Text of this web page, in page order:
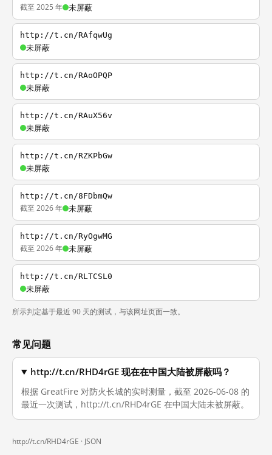
截至 2025 年 未屏蔽
http://t.cn/RAfqwUg
未屏蔽
http://t.cn/RAoOPQP
未屏蔽
http://t.cn/RAuX56v
未屏蔽
http://t.cn/RZKPbGw
未屏蔽
http://t.cn/8FDbmQw
截至 2026 年 未屏蔽
http://t.cn/RyOgwMG
截至 2026 年 未屏蔽
http://t.cn/RLTCSL0
未屏蔽
所示判定基于最近 90 天的测试，与该网址页面一致。
常见问题
http://t.cn/RHD4rGE 现在在中国大陆被屏蔽吗？
根据 GreatFire 对防火长城的实时测量，截至 2026-06-08 的
最近一次测试，http://t.cn/RHD4rGE 在中国大陆未被屏蔽。
http://t.cn/RHD4rGE · JSON